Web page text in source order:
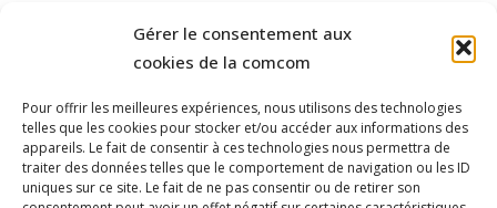
Gérer le consentement aux
cookies de la comcom
Pour offrir les meilleures expériences, nous utilisons des technologies
telles que les cookies pour stocker et/ou accéder aux informations des
appareils. Le fait de consentir à ces technologies nous permettra de
traiter des données telles que le comportement de navigation ou les ID
uniques sur ce site. Le fait de ne pas consentir ou de retirer son